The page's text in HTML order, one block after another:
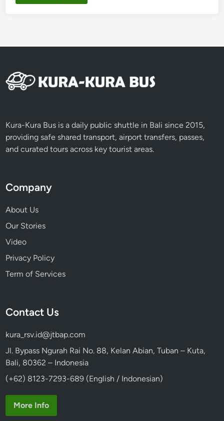
Kura-Kura Bus is a daily public shuttle in Bali since 2015,
providing safe shared transport, airport transfers, passes,
and curated tours across key tourist areas.
Company
About Us
Our Stories
Video
Privacy Policy
Term of Services
Contact Us
kura_rsv.id@jtbap.com
Jl. Bypass Ngurah Rai No. 88, Kelan Abian, Tuban – Kuta,
Bali, 80362 – Indonesia
(+62) 8123-7293-689 (English / Indonesian)
More Info